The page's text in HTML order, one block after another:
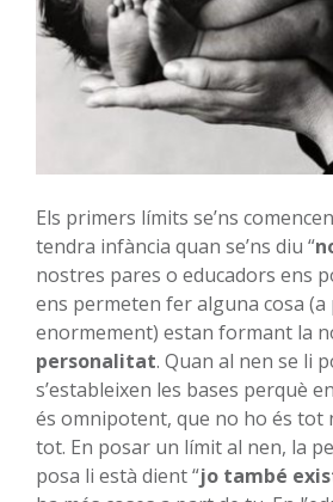
Els primers límits se’ns
tendra infància quan se’ns diu “
nostres pares o educadors ens
ens permeten fer alguna cosa (a
enormement) estan formant la
personalitat. Quan al nen se li
s’estableixen les bases perquè
és omnipotent, que no ho és
tot. En posar un límit al nen, la
posa li està dient “jo també